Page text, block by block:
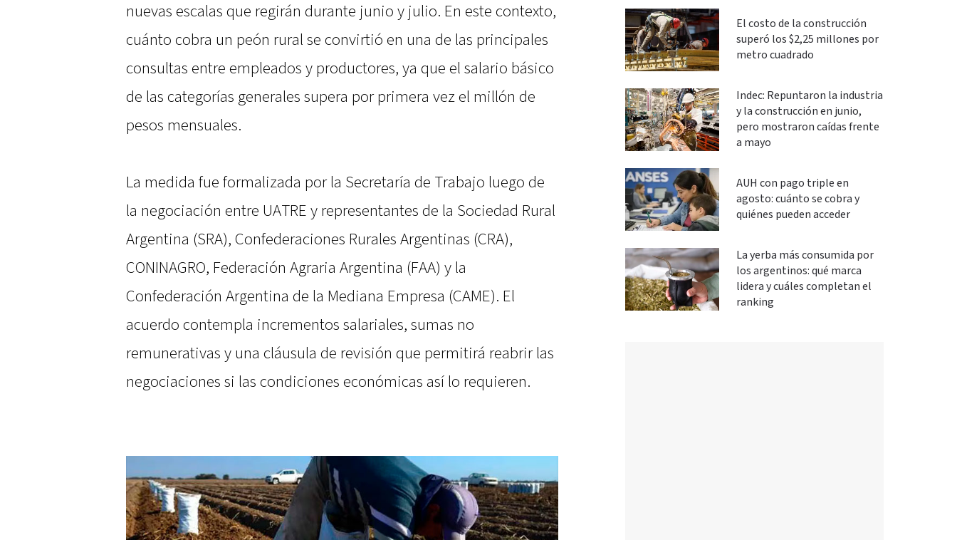
nuevas escalas que regirán durante junio y julio. En este contexto,
cuánto cobra un peón rural se convirtió en una de las principales
consultas entre empleados y productores, ya que el salario básico
de las categorías generales supera por primera vez el millón de
pesos mensuales.
La medida fue formalizada por la Secretaría de Trabajo luego de
la negociación entre UATRE y representantes de la Sociedad Rural
Argentina (SRA), Confederaciones Rurales Argentinas (CRA),
CONINAGRO, Federación Agraria Argentina (FAA) y la
Confederación Argentina de la Mediana Empresa (CAME). El
acuerdo contempla incrementos salariales, sumas no
remunerativas y una cláusula de revisión que permitirá reabrir las
negociaciones si las condiciones económicas así lo requieren.
El costo de la construcción
superó los $2,25 millones por
metro cuadrado
Indec: Repuntaron la industria
y la construcción en junio,
pero mostraron caídas frente
a mayo
AUH con pago triple en
agosto: cuánto se cobra y
quiénes pueden acceder
La yerba más consumida por
los argentinos: qué marca
lidera y cuáles completan el
ranking